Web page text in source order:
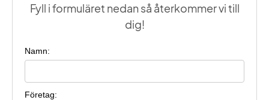
Fyll i formuläret nedan så återkommer vi till
dig!
Namn:
Företag: